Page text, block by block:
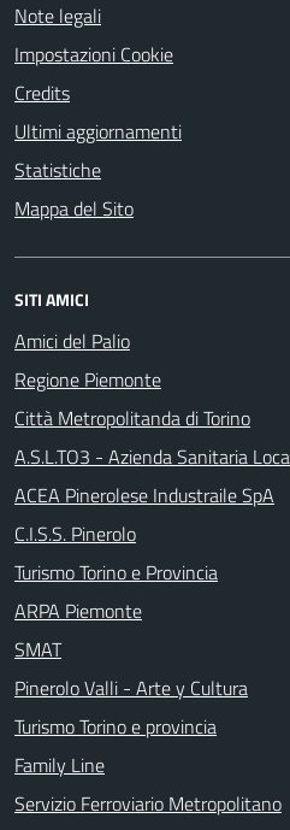
Note legali
Impostazioni Cookie
Credits
Ultimi aggiornamenti
Statistiche
Mappa del Sito
SITI AMICI
Amici del Palio
Regione Piemonte
Città Metropolitanda di Torino
A.S.L.TO3 - Azienda Sanitaria
ACEA Pinerolese Industraile SpA
C.I.S.S. Pinerolo
Turismo Torino e Provincia
ARPA Piemonte
SMAT
Pinerolo Valli - Arte y Cultura
Turismo Torino e provincia
Family Line
Servizio Ferroviario Metropolitano